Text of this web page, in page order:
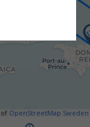
OpenStreetMap Sweden